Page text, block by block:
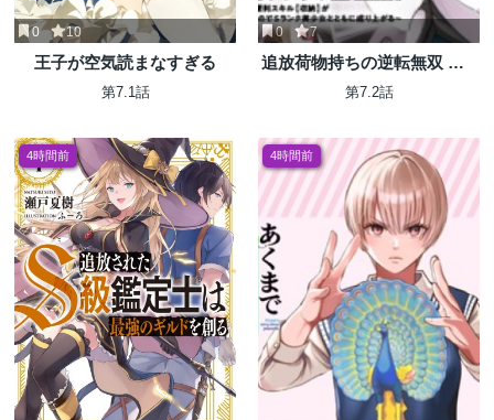
0 10
王子が空気読まなすぎる
第7.1話
0 7
追放荷物持ちの逆転無双 〜A
ランクパーティから解き放た
ランク美少女とともに成り上
がる〜
第7.2話
4時間前 4時間前